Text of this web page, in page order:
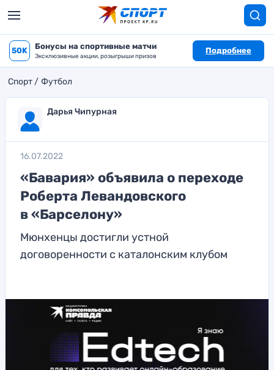
50K Бонусы на спортивные матчи
Эксклюзивные акции, розыгрыши призов
Подробнее
Спорт Футбол
Дарья Чипурная
16.07.2022
«Бавария» объявила о переходе
Роберта Левандовского
в «Барселону»
Мюнхенцы достигли устной
договоренности с каталонским клубом